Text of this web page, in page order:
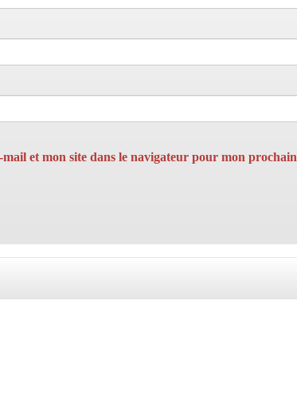
et mon site dans le navigateur pour mon prochain